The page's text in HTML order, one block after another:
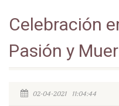
Celebración
Pasión y
02-04-2021 11:04:44